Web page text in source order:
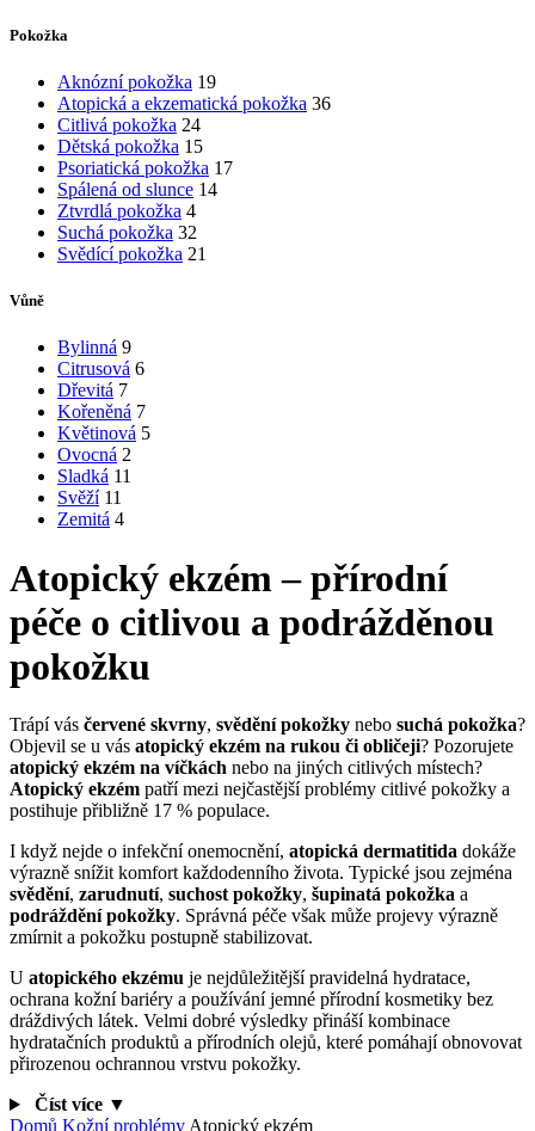
Pokožka
Aknózní pokožka 19
Atopická a ekzematická pokožka 36
Citlivá pokožka 24
Dětská pokožka 15
Psoriatická pokožka 17
Spálená od slunce 14
Ztvrdlá pokožka 4
Suchá pokožka 32
Svědící pokožka 21
Vůně
Bylinná 9
Citrusová 6
Dřevitá 7
Kořeněná 7
Květinová 5
Ovocná 2
Sladká 11
Svěží 11
Zemitá 4
Atopický ekzém – přírodní
péče o citlivou a podrážděnou
pokožku
Trápí vás červené skvrny, svědění pokožky nebo suchá pokožka?
Objevil se u vás atopický ekzém na rukou či obličeji? Pozorujete
atopický ekzém na víčkách nebo na jiných citlivých místech?
Atopický ekzém patří mezi nejčastější problémy citlivé pokožky a
postihuje přibližně 17 % populace.
I když nejde o infekční onemocnění, atopická dermatitida dokáže
výrazně snížit komfort každodenního života. Typické jsou zejména
svědění, zarudnutí, suchost pokožky, šupinatá pokožka a
podráždění pokožky. Správná péče však může projevy výrazně
zmírnit a pokožku postupně stabilizovat.
U atopického ekzému je nejdůležitější pravidelná hydratace,
ochrana kožní bariéry a používání jemné přírodní kosmetiky bez
dráždivých látek. Velmi dobré výsledky přináší kombinace
hydratačních produktů a přírodních olejů, které pomáhají obnovovat
přirozenou ochrannou vrstvu pokožky.
Číst více ▼
Domů Kožní problémy Atopický ekzém